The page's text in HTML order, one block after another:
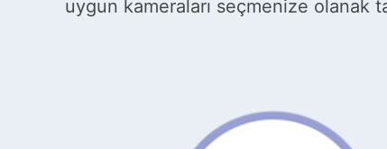
uygun kameraları seçmenize olanak